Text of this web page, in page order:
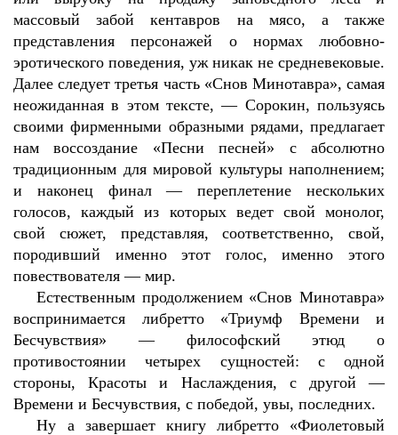
массовый забой кентавров на мясо, а также
представления персонажей о нормах любовно-
эротического поведения, уж никак не средневековые.
Далее следует третья часть «Снов Минотавра», самая
неожиданная в этом тексте, — Сорокин, пользуясь
своими фирменными образными рядами, предлагает
нам воссоздание «Песни песней» с абсолютно
традиционным для мировой культуры наполнением;
и наконец финал — переплетение нескольких
голосов, каждый из которых ведет свой монолог,
свой сюжет, представляя, соответственно, свой,
породивший именно этот голос, именно этого
повествователя — мир.
Естественным продолжением «Снов Минотавра»
воспринимается либретто «Триумф Времени и
Бесчувствия» — философский этюд о
противостоянии четырех сущностей: с одной
стороны, Красоты и Наслаждения, с другой —
Времени и Бесчувствия, с победой, увы, последних.
Ну а завершает книгу либретто «Фиолетовый